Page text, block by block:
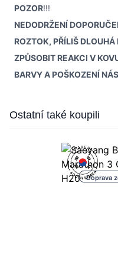
POZOR!!!
NEDODRŽENÍ
ROZTOK, PŘÍLIŠ
ZPŮSOBIT REAKCI V
BARVY A POŠKOZENÍ
Press to skip carousel
Ostatní také koupili
Doprava